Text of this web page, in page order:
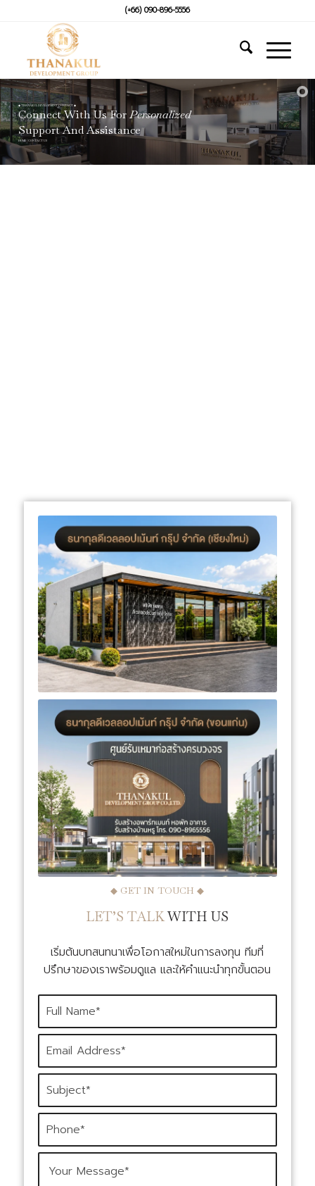
(+66) 090-896-5556
Connect With Us ForPersonalized
HOME / CONTACT US
◆ THANAKUL DEVELOPMENT CONTACT ◆
Support And Assistance
◆ GET IN TOUCH ◆
LET’S TALKWITH US
เริ่มต้นบทสนทนาเพื่อโอกาสใหม่ในการลงทุน ทีมที่
ปรึกษาของเราพร้อมดูแล และให้คำแนะนำทุกขั้นตอน